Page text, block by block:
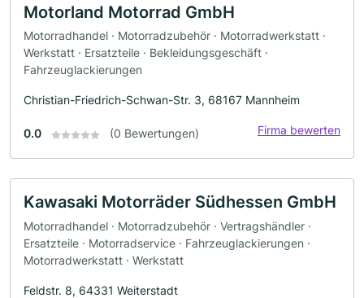
Motorland Motorrad GmbH
Motorradhandel · Motorradzubehör · Motorradwerkstatt ·
Werkstatt · Ersatzteile · Bekleidungsgeschäft ·
Fahrzeuglackierungen
Christian-Friedrich-Schwan-Str. 3, 68167 Mannheim
0.0 (0 Bewertungen) Firma bewerten
Kawasaki Motorräder Südhessen GmbH
Motorradhandel · Motorradzubehör · Vertragshändler ·
Ersatzteile · Motorradservice · Fahrzeuglackierungen ·
Motorradwerkstatt · Werkstatt
Feldstr. 8, 64331 Weiterstadt